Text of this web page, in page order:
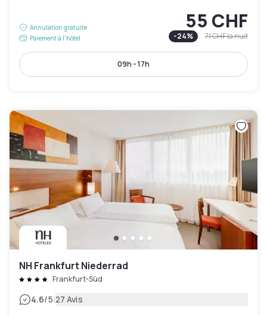
Annulation gratuite
Paiement à l'hôtel
55 CHF
-24% 71 CHFla nuit
09h - 17h
NH Frankfurt Niederrad
Frankfurt-Süd
4.6/5|27 Avis